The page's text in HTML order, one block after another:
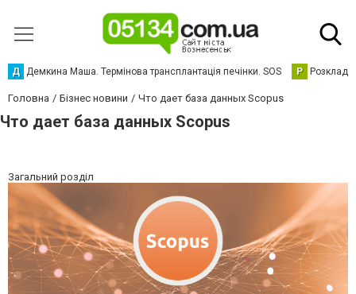
Д Демкина Маша. Термінова трансплантація печінки. SOS Р Розклад
Головна Бізнес новини Что дает база данных Scopus
Что дает база данных Scopus
Загальний розділ